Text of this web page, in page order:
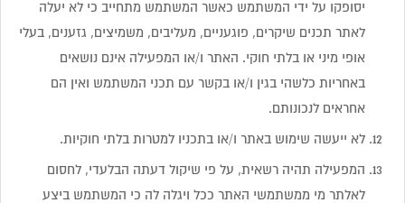
יסופקו על ידי המשתמש כאשר המשתמש מתחייב כי לא יעלה
לאתר תכנים שיקרים, פוגעניים, מעליבים, משמיצים, גזענים, בעלי
אופי מיני או בלתי חוקי. האתר ו/או המפעילה אינם נושאים
באחריות כלשהי בגין ו/או בקשר עם תכני המשתמש ואין הם
אחראים לנכונותם.
לא ייעשה שימוש באתר ו/או בתכניו למטרות בלתי חוקיות.
המפעילה תהיה רשאית, על פי שיקול דעתה הבלעדי, לחסום
לאלתר מי ממשתמשי האתר ככל ויגלה לה כי המשתמש ביצע